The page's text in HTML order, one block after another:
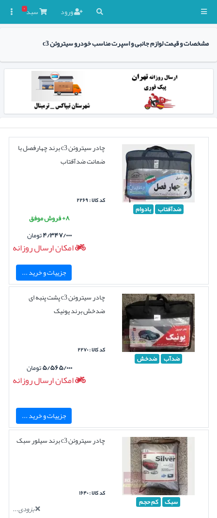
ورود سبد۰
مشخصات و قیمت لوازم جانبی و اسپرت مناسب خودرو سیتروئن c3
ضدآفتاب بادوام
چادر سیتروئن c3 برند چهارفصل با
ضمانت ضدآفتاب
کد کالا : ۲۲۶۹
۸+ فروش موفق
۴/۳۴۷/۰۰۰تومان
امکان ارسال روزانه
جزییات و خرید ...
ضدآب ضدخش
چادر سیتروئن c3 پشت پنبه ای
ضدخش برند یونیک
کد کالا : ۲۲۷۰
۵/۵۶۵/۰۰۰تومان
امکان ارسال روزانه
جزییات و خرید ...
سبک کم حجم
چادر سیتروئن c3 برند سیلور سبک
کد کالا : ۱۶۴۰
بزودی...